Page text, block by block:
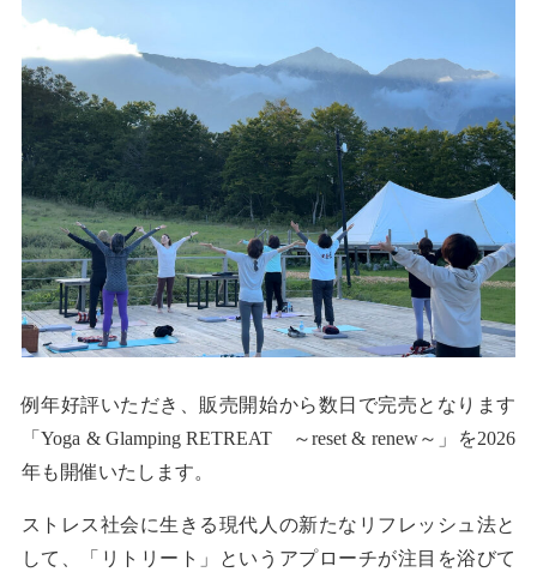
例年好評いただき、販売開始から数日で完売となります
「Yoga & Glamping RETREAT ～reset & renew～」を2026
年も開催いたします。
ストレス社会に生きる現代人の新たなリフレッシュ法と
して、「リトリート」というアプローチが注目を浴びて